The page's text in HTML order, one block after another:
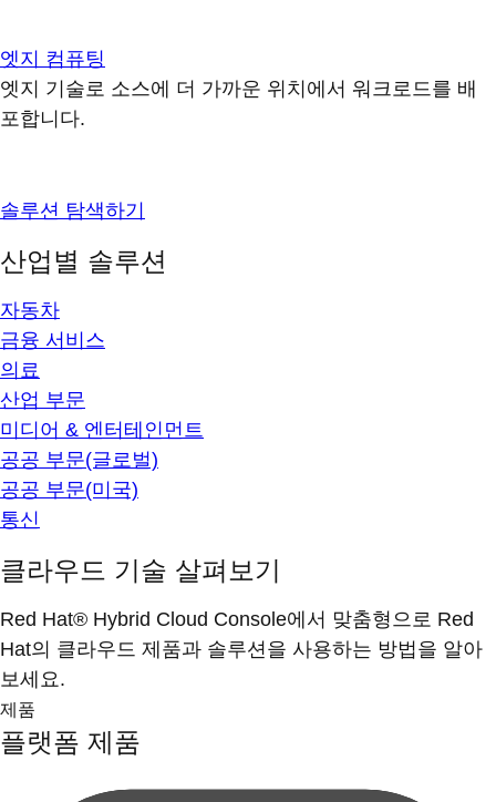
엣지 컴퓨팅
엣지 기술로 소스에 더 가까운 위치에서 워크로드를 배
포합니다.
솔루션 탐색하기
산업별 솔루션
자동차
금융 서비스
의료
산업 부문
미디어 & 엔터테인먼트
공공 부문(글로벌)
공공 부문(미국)
통신
클라우드 기술 살펴보기
Red Hat® Hybrid Cloud Console에서 맞춤형으로 Red
Hat의 클라우드 제품과 솔루션을 사용하는 방법을 알아
보세요.
제품
플랫폼 제품